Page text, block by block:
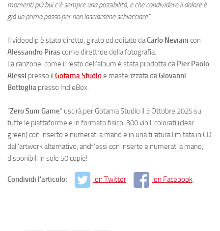
momenti più bui c’è sempre una possibilità, e che condividere il dolore è
già un primo passo per non lasciarsene schiacciare”
Il videoclip è stato diretto, girato ed editato daCarlo Neviani con
Alessandro Pirascome direttroe della fotografia.
La canzone, come il resto dell’album è stata prodotta daPier Paolo
Alessi presso il Gotama Studioe masterizzata daGiovanni
Bottoglia presso IndieBox.
“Zero Sum Game” uscirà per Gotama Studio il 3 Ottobre 2025 su
tutte le piattaforme e in formato fisico: 300 vinili colorati (clear
green) con inserto e numerati a mano e in una tiratura limitata in CD
dall’artwork alternativo, anch’essi con inserto e numerati a mano,
disponibili in sole 50 copie!
Condividi l'articolo: on Twitter on Facebook